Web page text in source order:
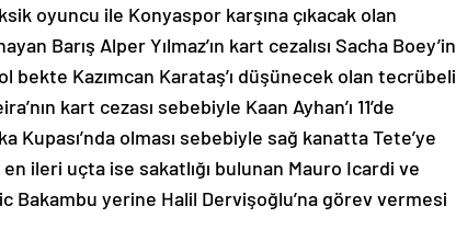
oyuncu ile Konyaspor karşına çıkacak olan
Barış Alper Yılmaz’ın kart cezalısı Sacha Boey’in
Kazımcan Karataş’ı düşünecek olan tecrübeli
kart cezası sebebiyle Kaan Ayhan’ı 11’de
olması sebebiyle sağ kanatta Tete’ye
ileri uçta ise sakatlığı bulunan Mauro Icardi ve
Bakambu yerine Halil Dervişoğlu’na görev vermesi